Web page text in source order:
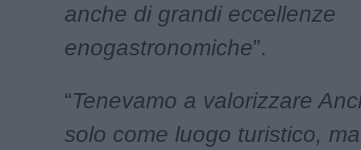
anche di grandi eccellenze
enogastronomiche”.
“Tenevamo a valorizzare
solo come luogo turistico,